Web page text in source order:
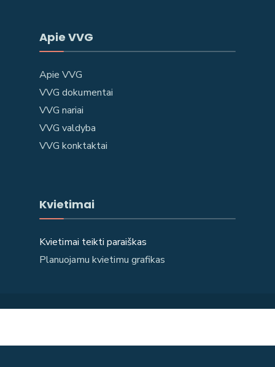
Apie VVG
Apie VVG
VVG dokumentai
VVG nariai
VVG valdyba
VVG konktaktai
Kvietimai
Kvietimai teikti paraiškas
Planuojamu kvietimu grafikas